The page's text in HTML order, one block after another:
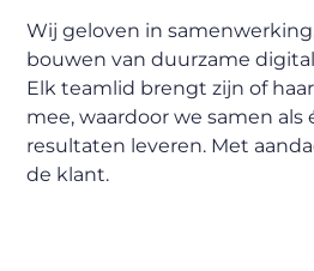
Wij geloven in
bouwen van duurzame
Elk teamlid brengt zijn of
mee, waardoor we samen als
resultaten leveren. Met
de klant.